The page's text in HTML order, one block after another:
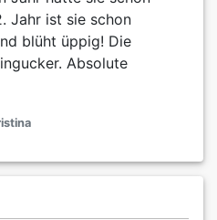
Jahr ist sie schon
blüht üppig! Die
Absolute